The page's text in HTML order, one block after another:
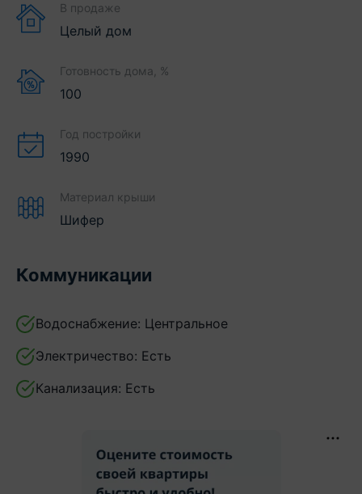
В продаже
Целый дом
Готовность дома, %
100
Год постройки
1990
Материал крыши
Шифер
Коммуникации
Водоснабжение: Центральное
Электричество: Есть
Канализация: Есть